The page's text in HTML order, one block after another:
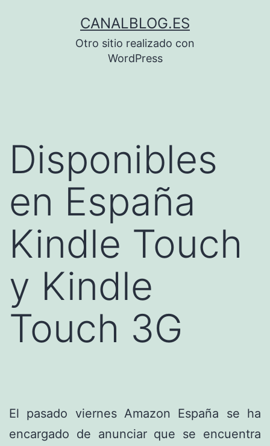
CANALBLOG.ES
Otro sitio realizado con
WordPress
Disponibles
en España
Kindle Touch
y Kindle
Touch 3G
El pasado viernes Amazon España se ha
encargado de anunciar que se encuentra